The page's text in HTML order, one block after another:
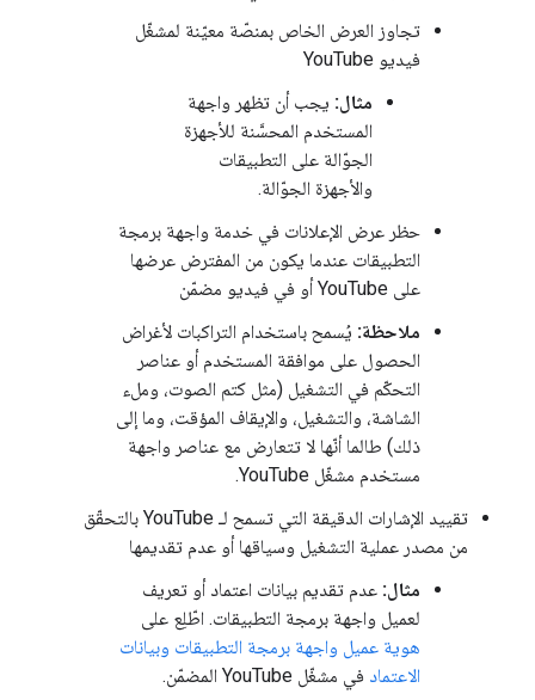
تجاوز العرض الخاص بمنصّة معيّنة لمشغّل
فيديو YouTube
مثال: يجب أن تظهر واجهة
المستخدم المحسَّنة للأجهزة
الجوّالة على التطبيقات
والأجهزة الجوّالة.
حظر عرض الإعلانات في خدمة واجهة برمجة
التطبيقات عندما يكون من المفترض عرضها
على YouTube أو في فيديو مضمّن
ملاحظة: يُسمح باستخدام التراكبات لأغراض
الحصول على موافقة المستخدم أو عناصر
التحكّم في التشغيل (مثل كتم الصوت، وملء
الشاشة، والتشغيل، والإيقاف المؤقت، وما إلى
ذلك) طالما أنّها لا تتعارض مع عناصر واجهة
مستخدم مشغّل YouTube.
تقييد الإشارات الدقيقة التي تسمح لـ YouTube بالتحقّق
من مصدر عملية التشغيل وسياقها أو عدم تقديمها
مثال: عدم تقديم بيانات اعتماد أو تعريف
لعميل واجهة برمجة التطبيقات. اطّلِع على
هوية عميل واجهة برمجة التطبيقات وبيانات
الاعتماد في مشغّل YouTube المضمّن.